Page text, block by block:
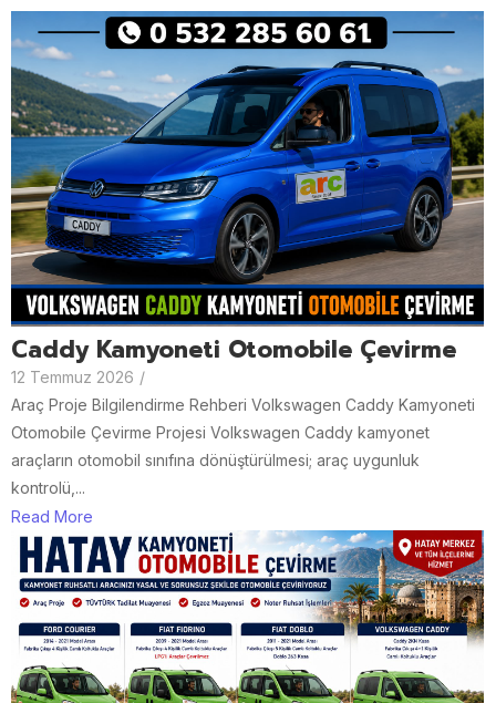
Caddy Kamyoneti Otomobile Çevirme
12 Temmuz 2026 /
Araç Proje Bilgilendirme Rehberi Volkswagen Caddy Kamyoneti
Otomobile Çevirme Projesi Volkswagen Caddy kamyonet
araçların otomobil sınıfına dönüştürülmesi; araç uygunluk
kontrolü,...
Read More